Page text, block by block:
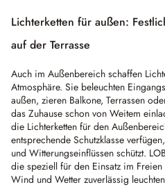
Lichterketten für außen:
auf der Terrasse
Auch im Außenbereich schaffen
Atmosphäre. Sie beleuchten
außen, zieren Balkone, Terrassen
das Zuhause schon von Weitem
die Lichterketten für den
entsprechende Schutzklasse
und Witterungseinflüssen schützt.
die speziell für den Einsatz im
Wind und Wetter zuverlässig